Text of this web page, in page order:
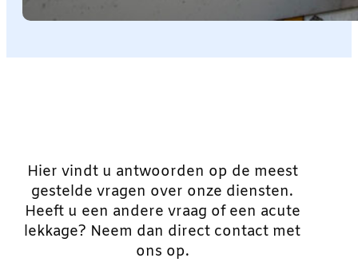
Hier vindt u antwoorden op de meest
gestelde vragen over onze diensten.
Heeft u een andere vraag of een acute
lekkage? Neem dan direct contact met
ons op.